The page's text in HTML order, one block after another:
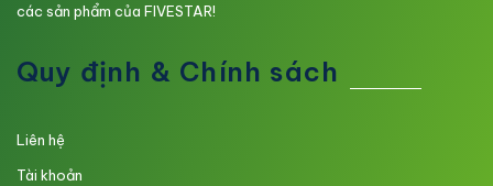
các sản phẩm của FIVESTAR!
Quy định & Chính sách
Liên hệ
Tài khoản